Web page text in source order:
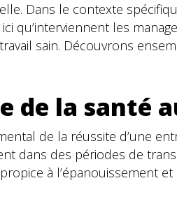
Dans le contexte
qu’interviennent les
sain. Découvrons
de la santé
de la réussite d’une
dans des périodes de
à l’épanouissement et